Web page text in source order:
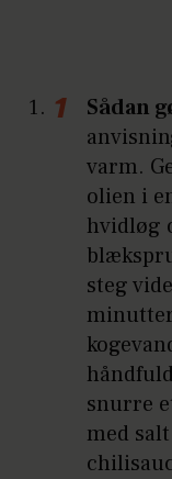
Sådan
varm.
olien i
hvidløg
steg
snurre
med